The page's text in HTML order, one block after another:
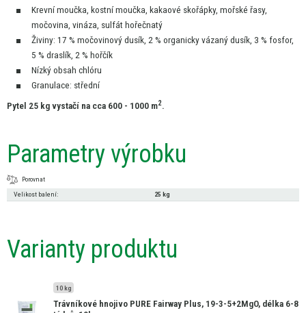
Krevní moučka, kostní moučka, kakaové skořápky, mořské řasy,
močovina, vináza, sulfát hořečnatý
Živiny: 17 % močovinový dusík, 2 % organicky vázaný dusík, 3 % fosfor,
5 % draslík, 2 % hořčík
Nízký obsah chlóru
Granulace: střední
Pytel 25 kg vystačí na cca 600 - 1000 m2.
Parametry výrobku
Porovnat
Velikost balení:
25 kg
Varianty produktu
10 kg
Trávníkové hnojivo PURE Fairway Plus, 19-3-5+2MgO, délka 6-8